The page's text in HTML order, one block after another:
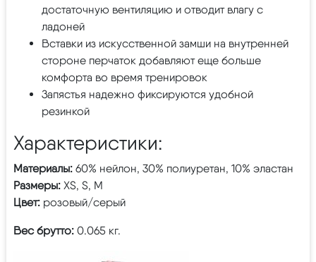
достаточную вентиляцию и отводит влагу с
ладоней
Вставки из искусственной замши на внутренней
стороне перчаток добавляют еще больше
комфорта во время тренировок
Запястья надежно фиксируются удобной
резинкой
Характеристики:
Материалы: 60% нейлон, 30% полиуретан, 10% эластан
Размеры: XS, S, M
Цвет: розовый/серый
Вес брутто: 0.065 кг.